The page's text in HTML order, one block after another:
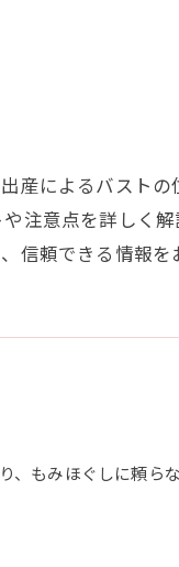
産によるバストの
注意点を詳しく
頼できる情報を
、もみほぐしに頼ら